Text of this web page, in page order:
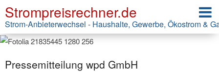
Strompreisrechner.de
Strom-Anbieterwechsel - Haushalte, Gewerbe, Ökostrom &
Pressemitteilung wpd GmbH